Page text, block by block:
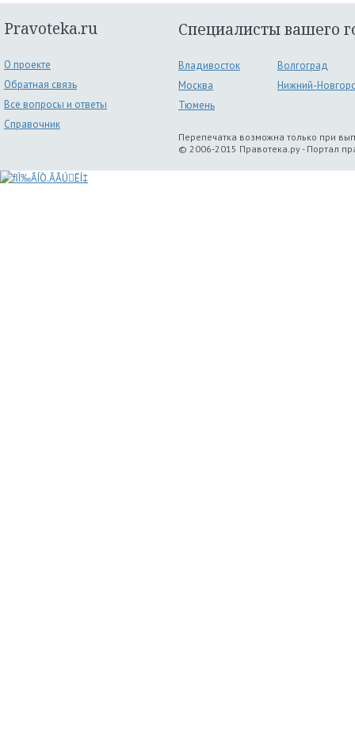
Pravoteka.ru
О проекте
Обратная связь
Все вопросы и ответы
Справочник
Специалисты вашего
Владивосток
Волгоград
Москва
Нижний-
Тюмень
Перепечатка возможна только при
© 2006-2015 Правотека.ру - Портал